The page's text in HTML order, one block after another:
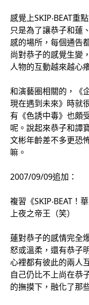
感覺上SKIP‧BEAT重
只是為了讓恭子和蓮
感的場所，每個通告
尚對恭子的感覺生變
人物的互動越來越心
和演藝圈相關的，《
現在遇到未來》時就
有《色誘中毒》也頗
呢。說起來恭子和譚
文彬年齡差不多更恐
嘛。
2007/09/09追加：
複習《SKIP‧BEAT！
上夜之帝王（笑）
蓮對恭子的感情完全
怒或溫柔，還有恭子
心裡都有彼此的兩人
自己仍比不上尚在恭
的撫摸下，融化了那